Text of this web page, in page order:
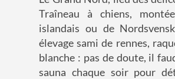
Traîneau à chiens,
islandais ou de
élevage sami de rennes,
blanche : pas de doute, il
sauna chaque soir pour